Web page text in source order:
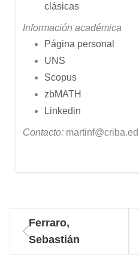
clásicas
Información académica
Página personal
UNS
Scopus
zbMATH
Linkedin
Contacto:
Ferraro,
Sebastián